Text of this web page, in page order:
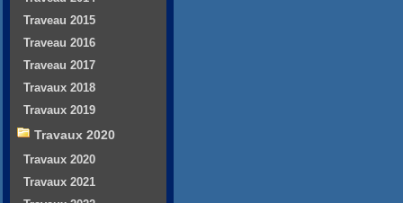
Traveau 2015
Traveau 2016
Traveau 2017
Travaux 2018
Travaux 2019
Travaux 2020
Travaux 2020
Travaux 2021